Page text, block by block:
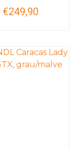
€249,90